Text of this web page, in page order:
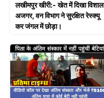
लखीमपुर खीरी:- खेत में दिखा विशाल
अजगर, वन विभाग ने सुरक्षित रेस्क्यू
कर जंगल में छोड़ा।